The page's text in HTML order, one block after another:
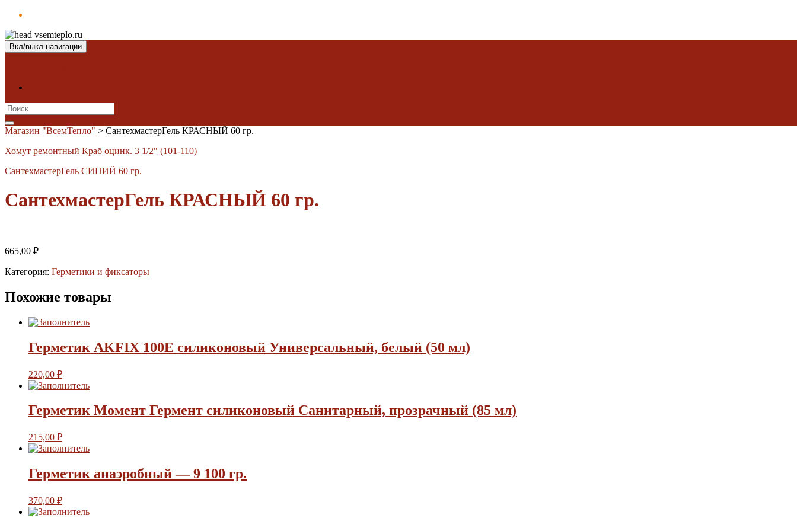
Вкл/выкл навигации
Search
for:
Магазин "ВсемТепло" > СантехмастерГель КРАСНЫЙ 60 гр.
Хомут ремонтный Краб оцинк. 3 1/2″ (101-110)
СантехмастерГель СИНИЙ 60 гр.
СантехмастерГель КРАСНЫЙ 60 гр.
665,00 ₽
Категория: Герметики и фиксаторы
Похожие товары
Герметик AKFIX 100Е силиконовый Универсальный, белый (50 мл)
220,00 ₽
Герметик Момент Гермент силиконовый Санитарный, прозрачный (85 мл)
215,00 ₽
Герметик анаэробный — 9 100 гр.
370,00 ₽